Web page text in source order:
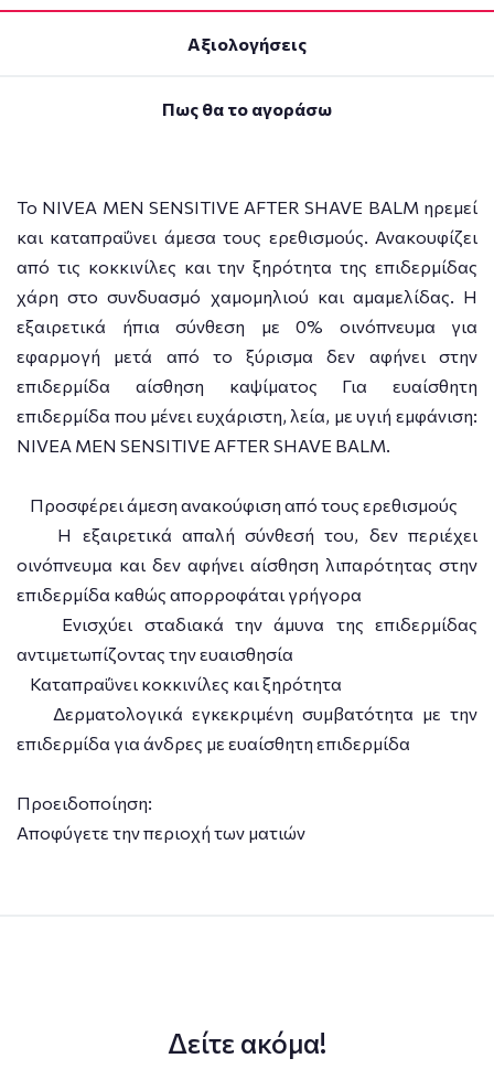
Αξιολογήσεις
Πως θα το αγοράσω
Το NIVEA MEN SENSITIVE AFTER SHAVE BALM ηρεμεί
και καταπραΰνει άμεσα τους ερεθισμούς. Ανακουφίζει
από τις κοκκινίλες και την ξηρότητα της επιδερμίδας
χάρη στο συνδυασμό χαμομηλιού και αμαμελίδας. Η
εξαιρετικά ήπια σύνθεση με 0% οινόπνευμα για
εφαρμογή μετά από το ξύρισμα δεν αφήνει στην
επιδερμίδα αίσθηση καψίματος Για ευαίσθητη
επιδερμίδα που μένει ευχάριστη, λεία, με υγιή εμφάνιση:
NIVEA MEN SENSITIVE AFTER SHAVE BALM.
Προσφέρει άμεση ανακούφιση από τους ερεθισμούς
H εξαιρετικά απαλή σύνθεσή του, δεν περιέχει
οινόπνευμα και δεν αφήνει αίσθηση λιπαρότητας στην
επιδερμίδα καθώς απορροφάται γρήγορα
Ενισχύει σταδιακά την άμυνα της επιδερμίδας
αντιμετωπίζοντας την ευαισθησία
Καταπραΰνει κοκκινίλες και ξηρότητα
Δερματολογικά εγκεκριμένη συμβατότητα με την
επιδερμίδα για άνδρες με ευαίσθητη επιδερμίδα
Προειδοποίηση:
Αποφύγετε την περιοχή των ματιών
Δείτε ακόμα!